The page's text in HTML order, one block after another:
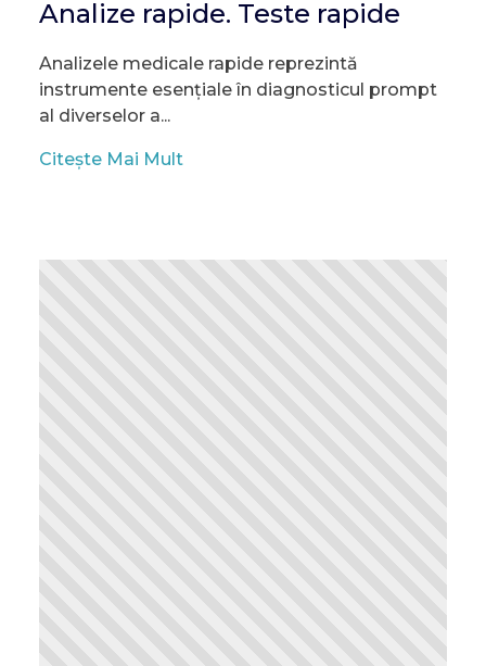
Analize rapide. Teste rapide
Analizele medicale rapide reprezintă
instrumente esențiale în diagnosticul prompt
al diverselor a...
Citește Mai Mult